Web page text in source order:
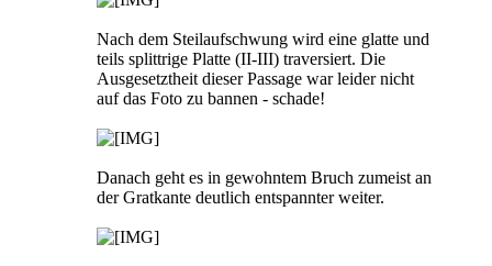
Nach dem Steilaufschwung wird eine glatte und
teils splittrige Platte (II-III) traversiert. Die
Ausgesetztheit dieser Passage war leider nicht
auf das Foto zu bannen - schade!
Danach geht es in gewohntem Bruch zumeist an
der Gratkante deutlich entspannter weiter.